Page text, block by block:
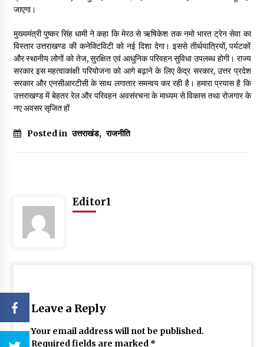
जाएगा।
मुख्यमंत्री पुष्कर सिंह धामी ने कहा कि मेरठ से ऋषिकेश तक नमो भारत ट्रेन सेवा का
विस्तार उत्तराखण्ड की कनेक्टिविटी को नई दिशा देगा। इससे तीर्थयात्रियों, पर्यटकों
और स्थानीय लोगों को तेज, सुरक्षित एवं आधुनिक परिवहन सुविधा उपलब्ध होगी। राज्य
सरकार इस महत्वाकांक्षी परियोजना को आगे बढ़ाने के लिए केंद्र सरकार, उत्तर प्रदेश
सरकार और एनसीआरटीसी के साथ लगातार समन्वय कर रही है। हमारा प्रयास है कि
उत्तराखण्ड में बेहतर रेल और परिवहन अवसंरचना के माध्यम से विकास तथा रोजगार के
नए अवसर सृजित हों
Posted in उत्तराखंड, राजनीति
Editor1
Leave a Reply
Your email address will not be published.
Required fields are marked *